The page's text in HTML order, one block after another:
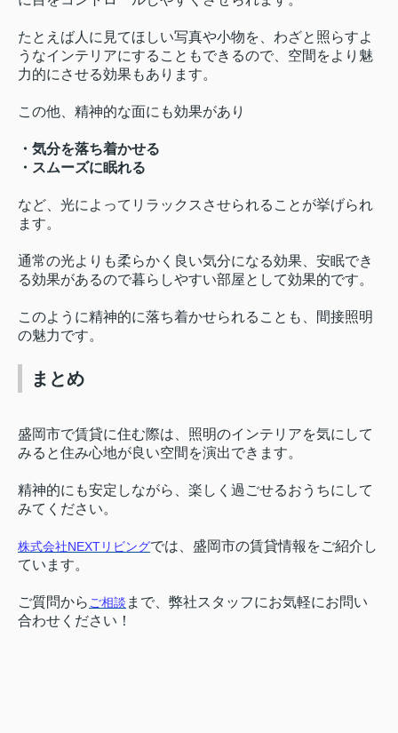
たとえば人に見てほしい写真や小物を、わざと照らすよ
うなインテリアにすることもできるので、空間をより魅
力的にさせる効果もあります。
この他、精神的な面にも効果があり
・気分を落ち着かせる
・スムーズに眠れる
など、光によってリラックスさせられることが挙げられ
ます。
通常の光よりも柔らかく良い気分になる効果、安眠でき
る効果があるので暮らしやすい部屋として効果的です。
このように精神的に落ち着かせられることも、間接照明
の魅力です。
まとめ
盛岡市で賃貸に住む際は、照明のインテリアを気にして
みると住み心地が良い空間を演出できます。
精神的にも安定しながら、楽しく過ごせるおうちにして
みてください。
株式会社NEXTリビングでは、盛岡市の賃貸情報をご紹介し
ています。
ご質問から ご相談 まで、弊社スタッフにお気軽にお問い
合わせください！